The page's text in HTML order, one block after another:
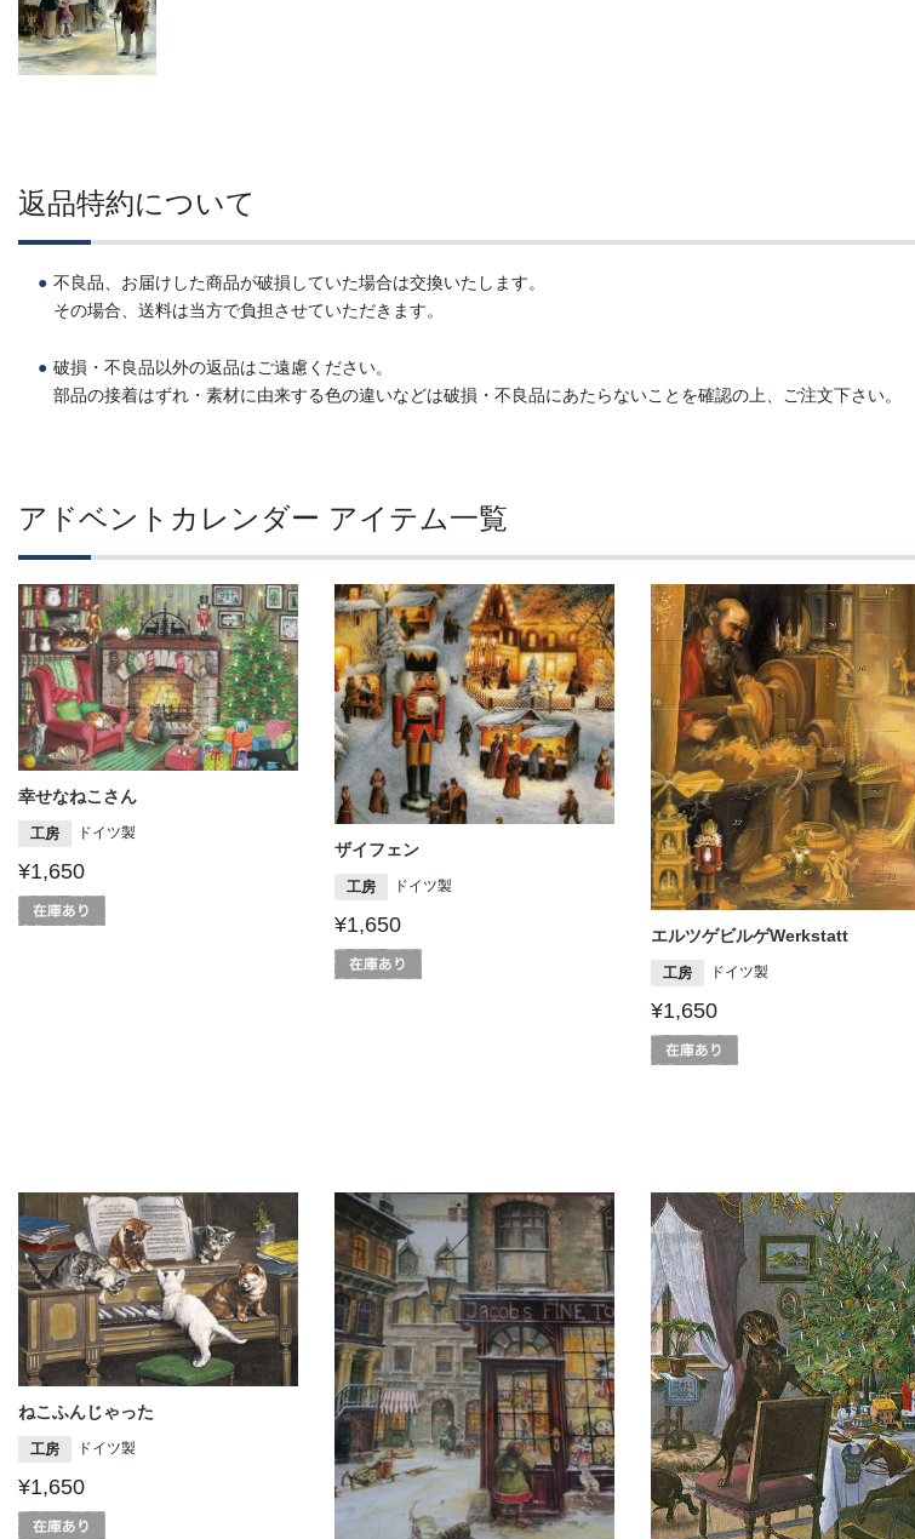
返品特約について
不良品、お届けした商品が破損していた場合は交換いたします。
その場合、送料は当方で負担させていただきます。
破損・不良品以外の返品はご遠慮ください。
部品の接着はずれ・素材に由来する色の違いなどは破損・不良品にあたらないことを確認の上、ご注文下さい。
アドベントカレンダー アイテム一覧
幸せなねこさん
工房 ドイツ製
¥1,650
ザイフェン
工房 ドイツ製
¥1,650 エルツゲビルゲWerkstatt
工房 ドイツ製
¥1,650
ねこふんじゃった
工房 ドイツ製
¥1,650